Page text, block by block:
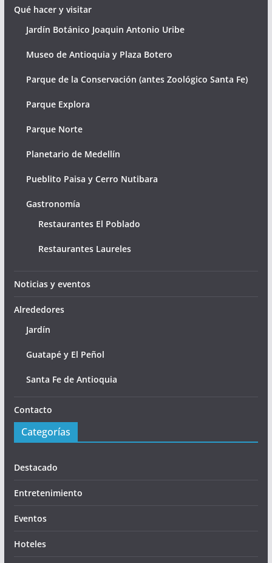
Qué hacer y visitar
Jardín Botánico Joaquin Antonio Uribe
Museo de Antioquia y Plaza Botero
Parque de la Conservación (antes Zoológico Santa Fe)
Parque Explora
Parque Norte
Planetario de Medellín
Pueblito Paisa y Cerro Nutibara
Gastronomía
Restaurantes El Poblado
Restaurantes Laureles
Noticias y eventos
Alrededores
Jardín
Guatapé y El Peñol
Santa Fe de Antioquia
Contacto
Categorías
Destacado
Entretenimiento
Eventos
Hoteles